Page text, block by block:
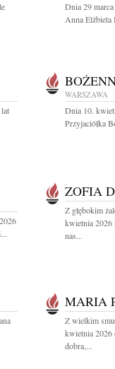
Dnia 29
Anna Elżbieta
WARSZAWA
Dnia 10.
Przyjaciółka
ZOFIA
Z głębokim
kwietnia 2026
nas...
MARIA
Z wielkim
kwietnia 2026
dobra,...